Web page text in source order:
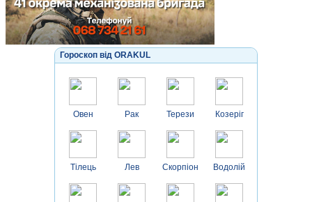
Гороскоп від ORAKUL
Овен
Тілець
Рак
Лев
Терези
Скорпіон
Козеріг
Водолій